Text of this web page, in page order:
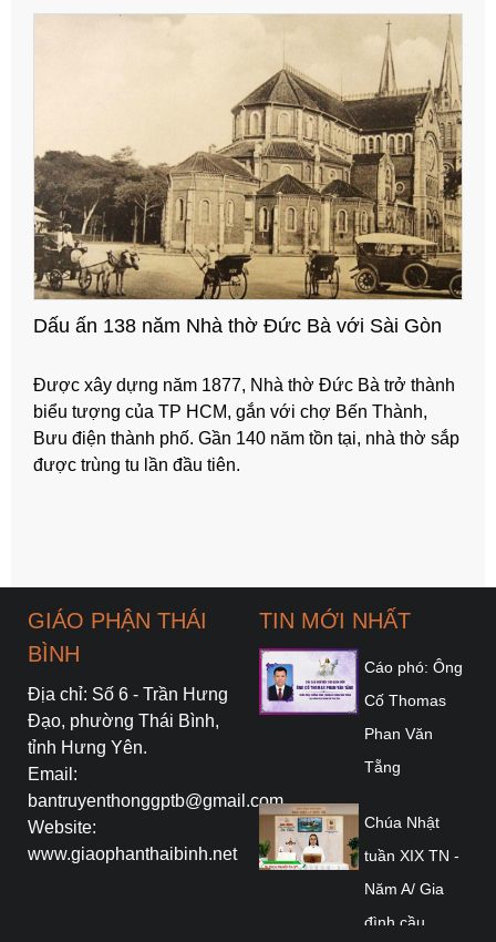
Dấu ấn 138 năm Nhà thờ Đức Bà với Sài Gòn
Được xây dựng năm 1877, Nhà thờ Đức Bà trở thành
biểu tượng của TP HCM, gắn với chợ Bến Thành,
Bưu điện thành phố. Gần 140 năm tồn tại, nhà thờ sắp
được trùng tu lần đầu tiên.
GIÁO PHẬN THÁI
BÌNH
Địa chỉ: Số 6 - Trần Hưng
Đạo, phường Thái Bình,
tỉnh Hưng Yên.
Email:
bantruyenthonggptb@gmail.com
Website:
www.giaophanthaibinh.net
TIN MỚI NHẤT
Cáo phó: Ông
Cố Thomas
Phan Văn
Tẵng
Chúa Nhật
tuần XIX TN -
Năm A/ Gia
đình cầu